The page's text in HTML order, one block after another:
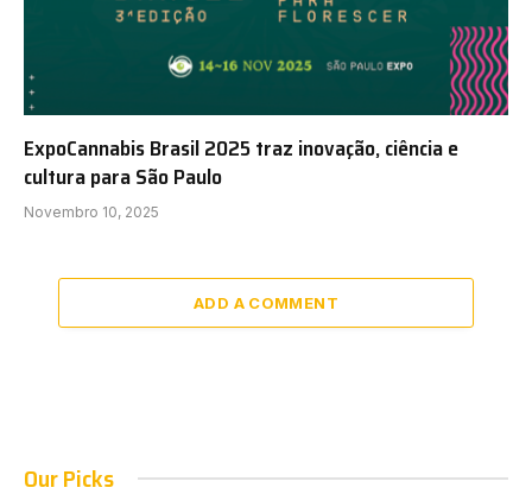
ExpoCannabis Brasil 2025 traz inovação, ciência e
cultura para São Paulo
Novembro 10, 2025
ADD A COMMENT
Our Picks